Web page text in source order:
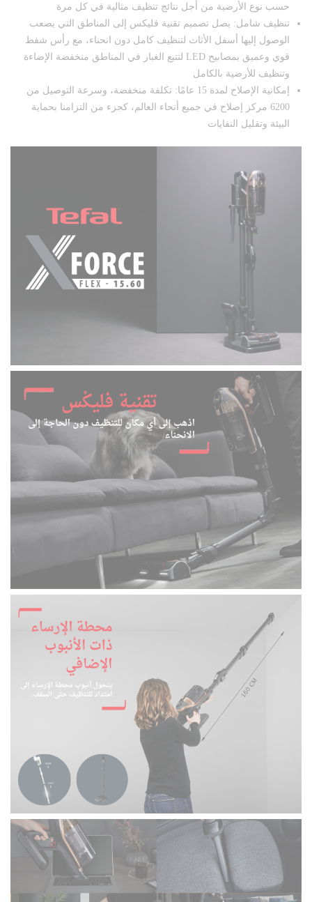
حسب نوع الأرضية من أجل نتائج تنظيف مثالية في كل مرة
تنظيف شامل: يصل تصميم تقنية فليكس إلى المناطق التي يصعب
الوصول إليها أسفل الأثاث لتنظيف كامل دون انحناء، مع رأس شفط
قوي وعميق بمصابيح LED لتتبع الغبار في المناطق منخفضة الإضاءة
وتنظيف للأرضية بالكامل
إمكانية الإصلاح لمدة 15 عامًا: تكلفة منخفضة، وسرعة التوصيل من
6200 مركز إصلاح في جميع أنحاء العالم، كجزء من التزامنا بحماية
البيئة وتقليل النفايات